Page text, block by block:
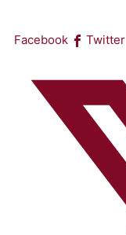
Facebook Twitter